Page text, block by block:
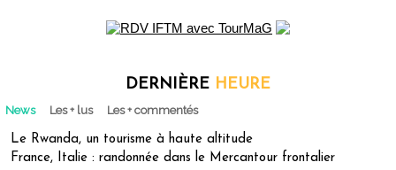
DERNIÈRE HEURE
News Les + lus Les + commentés
Le Rwanda, un tourisme à haute altitude
France, Italie : randonnée dans le Mercantour frontalier